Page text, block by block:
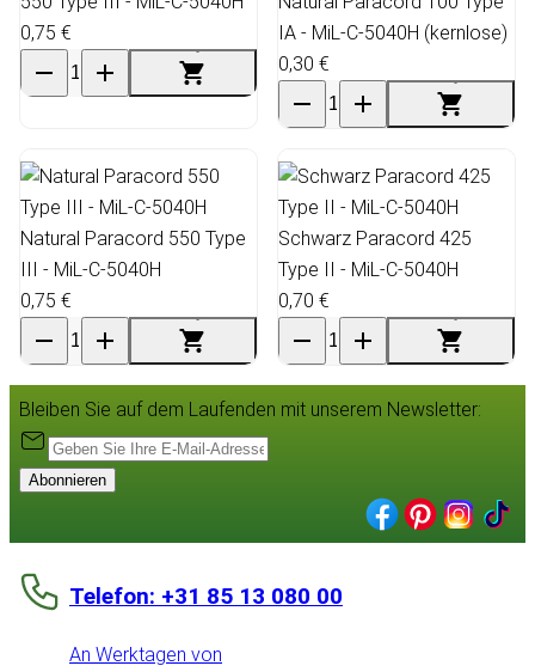
0,75 €
IA - MiL-C-5040H (kernlose)
0,30 €
Natural Paracord 550 Type
III - MiL-C-5040H
0,75 €
Schwarz Paracord 425
Type II - MiL-C-5040H
0,70 €
Bleiben Sie auf dem Laufenden mit unserem Newsletter:
Abonnieren
Telefon: +31 85 13 080 00
An Werktagen von